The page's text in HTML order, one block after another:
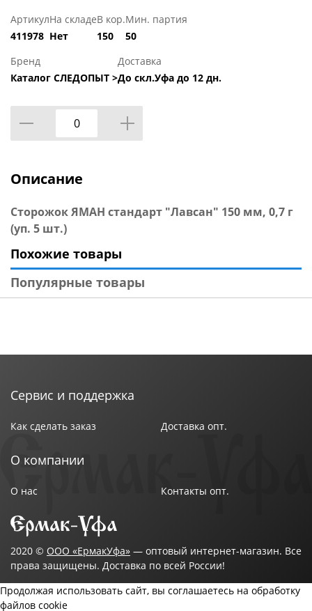
Артикул
411978
На складе
Нет
В кор.
150
Мин. партия
50
Бренд
Каталог СЛЕДОПЫТ >
Доставка
До скл.Уфа до 12 дн.
Описание
Сторожок ЯМАН стандарт "Лавсан" 150 мм, 0,7 г
(уп. 5 шт.)
Похожие товары
Популярные товары
Сервис и поддержка
Как сделать заказ Доставка опт.
О компании
О нас Контакты опт.
2020 © ООО «ЕрмакУфа» — оптовый интернет-магазин. Все
права защищены. Доставка по всей России!
Продолжая использовать сайт, вы соглашаетесь на обработку
файлов cookie